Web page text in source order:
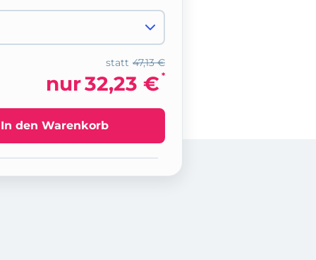
47,13 €
statt
nur32,23 € *
In den Warenkorb